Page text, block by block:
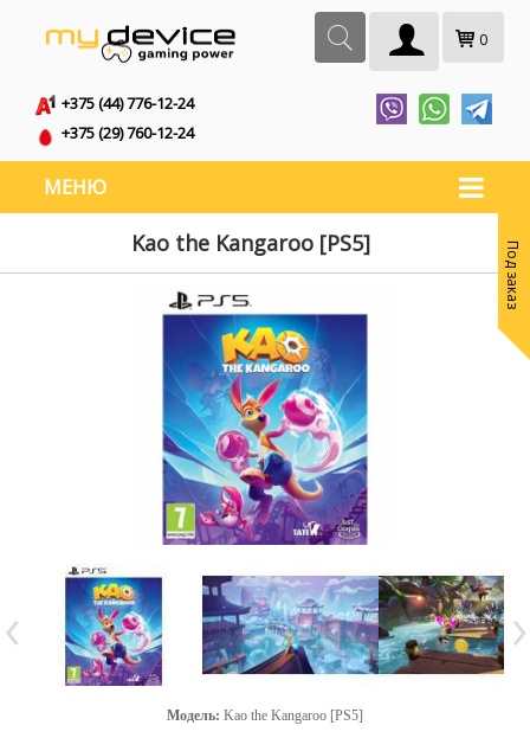
0
+375 (44) 776-12-24
+375 (29) 760-12-24
МЕНЮ
Kao the Kangaroo [PS5]
Модель: Kao the Kangaroo [PS5]
Под заказ